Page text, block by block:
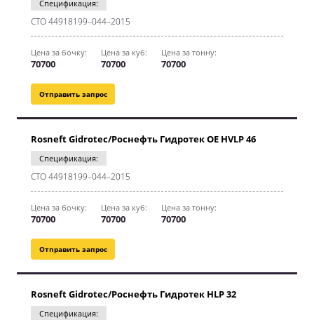
Отправить запрос
Спецификация:
CТО 44918199–044–2015
Цена за бочку:
70700
Цена за куб:
70700
Цена за тонну:
70700
Отправить запрос
Rosneft Gidrotec/Роснефть Гидротек OE HVLP 46
Спецификация:
CТО 44918199–044–2015
Цена за бочку:
70700
Цена за куб:
70700
Цена за тонну:
70700
Rosneft Gidrotec/Роснефть Гидротек HLP 32
Спецификация: